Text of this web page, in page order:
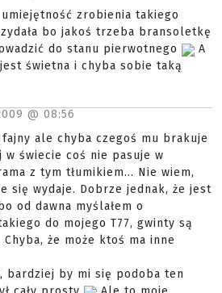
zrobienia takiego
bo jakoś trzeba bransoletkę
do stanu pierwotnego
A
świetna i chyba sobie taką
@ 08:56
fajny ale chyba czegoś mu brakuje
świecie coś nie pasuje w
z tym tłumikiem... Nie wiem,
się wydaje. Dobrze jednak, że jest
od dawna myślałem o
do mojego T77, gwinty są
że może ktoś ma inne
bardziej by mi się podoba ten